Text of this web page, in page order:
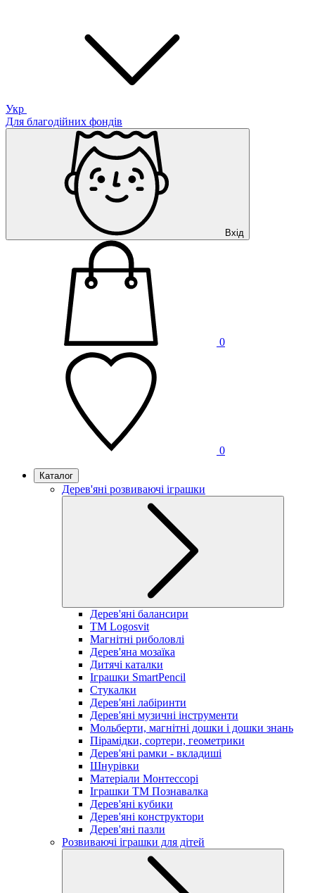
Укр
Для благодійних фондів
Вхід
0
0
Каталог
Дерев'яні розвиваючі іграшки
Дерев'яні балансири
TM Logosvit
Магнітні риболовлі
Дерев'яна мозаїка
Дитячі каталки
Іграшки SmartPencil
Стукалки
Дерев'яні лабіринти
Дерев'яні музичні інструменти
Мольберти, магнітні дошки і дошки знань
Пірамідки, сортери, геометрики
Дерев'яні рамки - вкладиші
Шнурівки
Матеріали Монтессорі
Іграшки ТМ Познавалка
Дерев'яні кубики
Дерев'яні конструктори
Дерев'яні пазли
Розвиваючі іграшки для дітей